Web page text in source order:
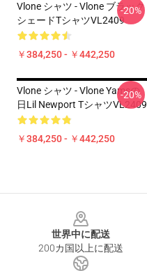
Vlone シャツ - Vlone ブラック
シェードTシャツVL2409
￥384,250 - ￥442,250
-20%
Vlone シャツ - Vlone Yamsの
日Lil Newport TシャツVL2409
￥384,250 - ￥442,250
-20%
世界中に配送
200カ国以上に配送